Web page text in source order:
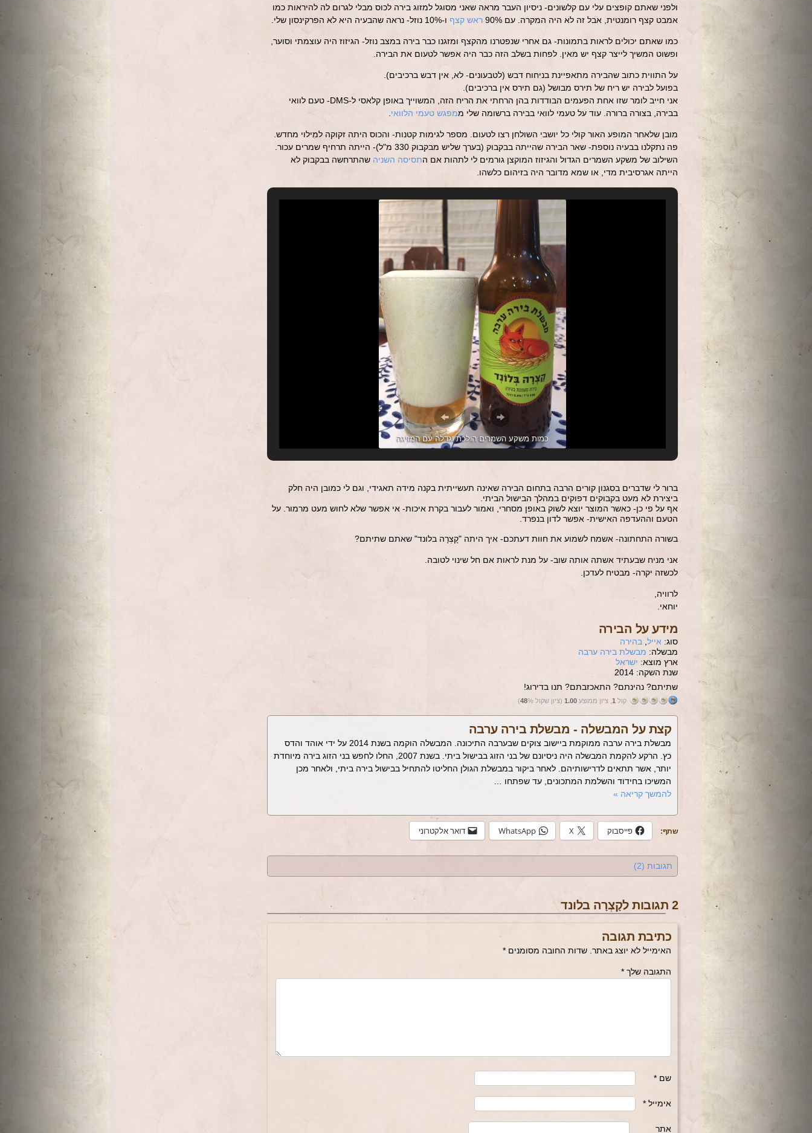
ולפני שאתם קופצים עלי עם קלשונים- ניסיון העבר מראה שאני מסוגל למזוג בירה לכוס מבלי לגרום לה להיראות כמו
אמבט קצף רומנטית, אבל זה לא היה המקרה. עם 90%
ראש קצף ו-10% נוזל- נראה שהבעיה היא לא הפרקינסון שלי.
כמו שאתם יכולים לראות בתמונות- גם אחרי שנפטרנו מהקצף ומזגנו כבר בירה במצב נוזל- הגיזוז היה עוצמתי וסוער,
ופשוט המשיך לייצר קצף יש מאין. לפחות בשלב הזה כבר היה אפשר לטעום את הבירה.
על התווית כתוב שהבירה מתאפיינת בניחוח דבש (לטבעונים- לא, אין דבש ברכיבים).
בפועל לבירה יש ריח של תירס מבושל (גם תירס אין ברכיבים).
אני חייב לומר שזו אחת הפעמים הבודדות בהן הרחתי את הריח הזה, המשוייך באופן קלאסי ל-DMS- טעם לוואי
בבירה, בצורה ברורה. עוד על טעמי לוואי בבירה ברשומה שלי ממפגש טעמי הלוואי
מובן שלאחר המופע האור קולי כל יושבי השולחן רצו לטעום. מספר לגימות קטנות- והכוס היתה זקוקה למילוי מחדש.
פה נתקלנו בבעיה נוספת- שאר הבירה שהייתה בבקבוק (בערך שליש מבקבוק 330 מ"ל)- הייתה תרחיף שמרים עכור.
השילוב של משקע השמרים הגדול והגיזוז המוקצן גורמים לי לתהות אם התסיסה השניה שהתרחשה בבקבוק לא
הייתה אגרסיבית מדי, או שמא מדובר היה בזיהום כלשהו.
כמות משקע השמרים הולכת וגדלה עם המזיגה
ברור לי שדברים בסגנון קורים הרבה בתחום הבירה שאינה תעשייתית בקנה מידה תאגידי, וגם לי כמובן היה חלק
ביצירת לא מעט בקבוקים דפוקים במהלך הבישול הביתי.
אף על פי כן- כאשר המוצר יוצא לשוק באופן מסחרי, ואמור לעבור בקרת איכות- אי אפשר שלא לחוש מעט מרמור. על
הטעם וההעדפה האישית- אפשר לדון בנפרד.
בשורה התחתונה- אשמח לשמוע את חוות דעתכם- איך היתה "קָצְרָה בלונד" שאתם שתיתם?
אני מניח שבעתיד אשתה אותה שוב- על מנת לראות אם חל שינוי לטובה.
לכשזה יקרה- מבטיח לעדכן.
לרוויה,
יוחאי.
מידע על הבירה
סוג: אייל בהירה
מבשלה: מבשלת בירה ערבה
ארץ מוצא: ישראל
שנת השקה: 2014
שתיתם? נהינתם? התאכזבתם? תנו בדירוג!
קול 1 , ציון ממוצע 1.00 (ציון שקול 48%)
קצת על המבשלה - מבשלת בירה ערבה
מבשלת בירה ערבה ממוקמת ביישוב צוקים שבערבה התיכונה. המבשלה הוקמה בשנת 2014 על ידי אוהד והדס
כץ. הרקע להקמת המבשלה היה ניסיונם של בני הזוג בבישול ביתי. בשנת 2007, החלו לחפש בני הזוג בירה מיוחדת
יותר, אשר תתאים לדרישותיהם. לאחר ביקור במבשלת הגולן החליטו להתחיל בבישול בירה ביתי, ולאחר מכן
המשיכו בחידוד והשלמת המתכונים, עד שפתחו …
להמשך קריאה »
שתף: פייסבוק X
WhatsApp דואר אלקטרוני
תגובות (2)
2 תגובות לקָצְרָה בלונד
כתיבת תגובה
האימייל לא יוצג באתר. שדות החובה מסומנים *
התגובה שלך *
שם *
אימייל *
אתר